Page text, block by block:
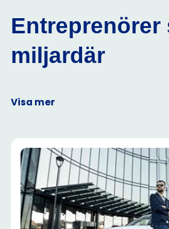
Entreprenörer
miljardär
Visa mer